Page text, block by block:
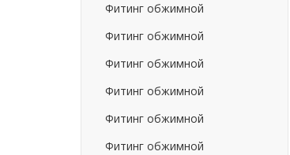
Фитинг обжимной
Фитинг обжимной
Фитинг обжимной
Фитинг обжимной
Фитинг обжимной
Фитинг обжимной